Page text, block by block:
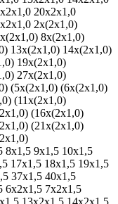
20х2х1,0
2х(2х1,0)
8х(2х1,0)
13х(2х1,0) 14х(2х1,0)
19х(2х1,0)
27х(2х1,0)
(5х(2х1,0) (6х(2х1,0)
(11х(2х1,0)
(16х(2х1,0)
(21х(2х1,0)
8х1,5 9х1,5 10х1,5
17х1,5 18х1,5 19х1,5
37х1,5 40х1,5
6х2х1,5 7х2х1,5